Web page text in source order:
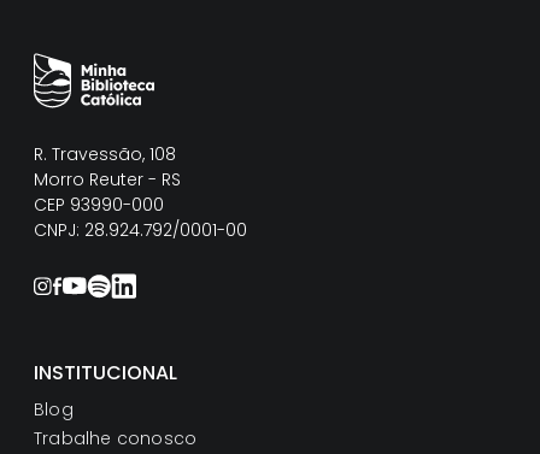
R. Travessão, 108
Morro Reuter - RS
CEP 93990-000
CNPJ: 28.924.792/0001-00
INSTITUCIONAL
Blog
Trabalhe conosco